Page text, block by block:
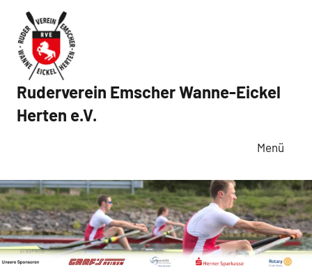
Inhalt
springen
Ruderverein Emscher Wanne-Eickel
Herten e.V.
Menü